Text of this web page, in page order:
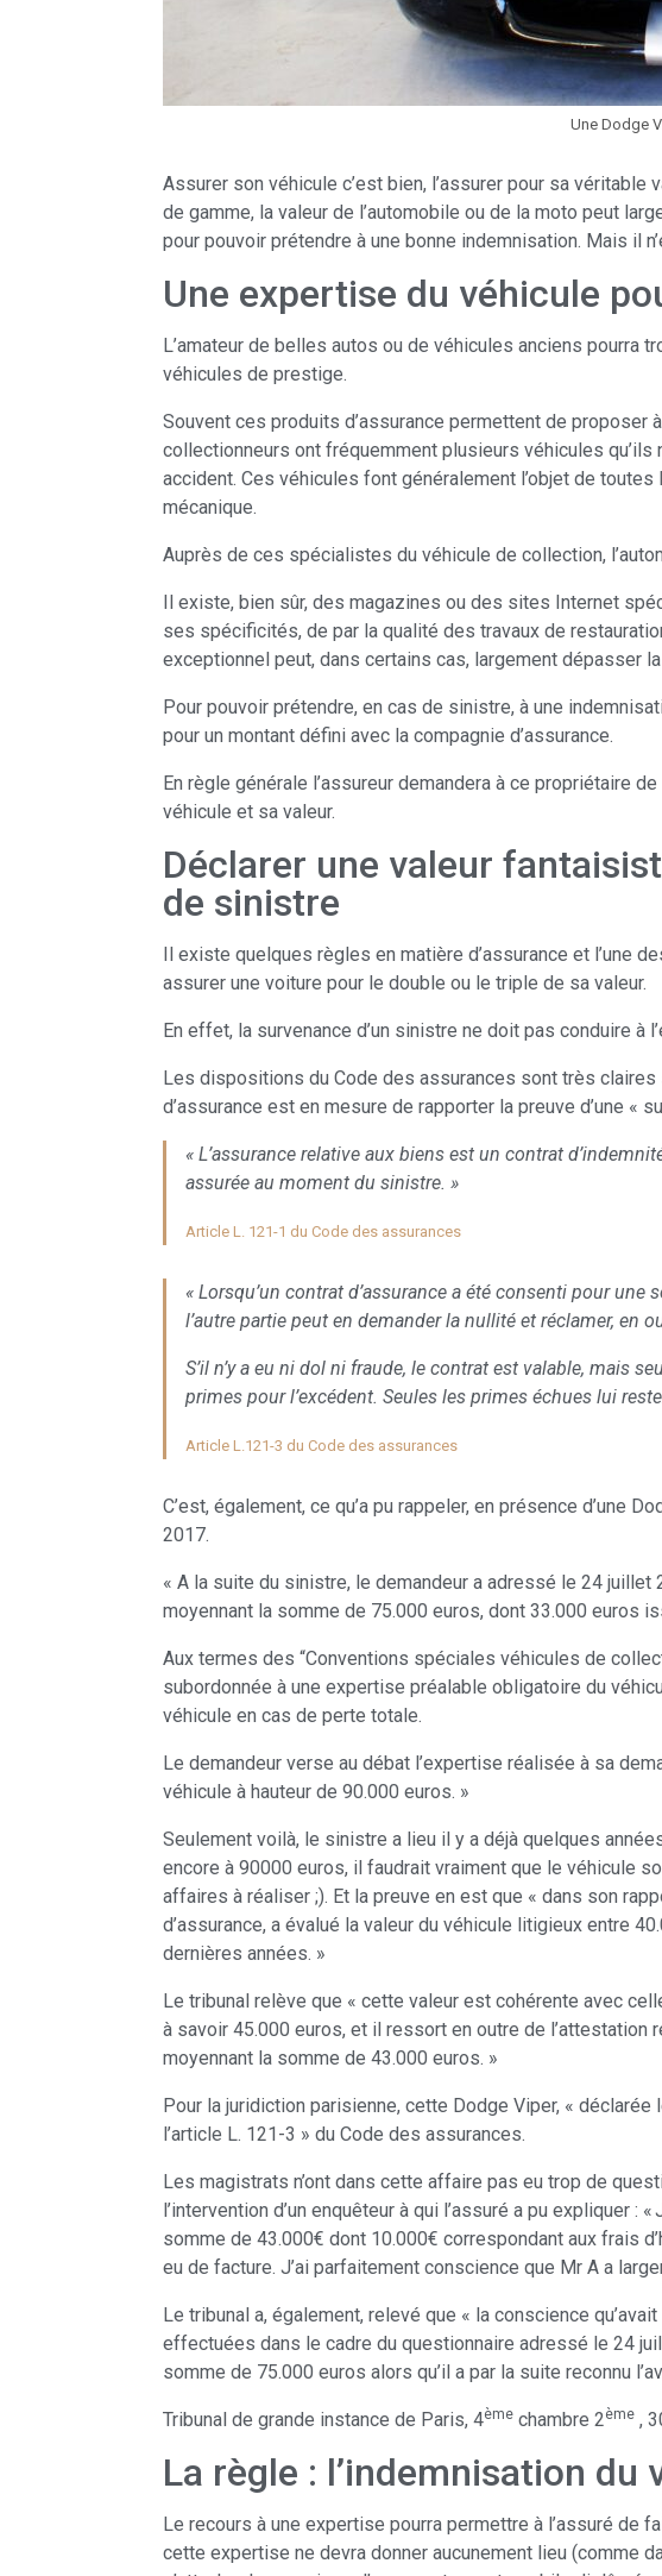
Une Dodge
Assurer son véhicule c’est bien, l’assurer pour sa
de gamme, la valeur de l’automobile ou de la moto peut
pour pouvoir prétendre à une bonne indemnisation. Mais il
Une expertise du véhicule
L’amateur de belles autos ou de véhicules anciens
véhicules de prestige.
Souvent ces produits d’assurance permettent de
collectionneurs ont fréquemment plusieurs véhicules
accident. Ces véhicules font généralement l’objet de
mécanique.
Auprès de ces spécialistes du véhicule de collection,
Il existe, bien sûr, des magazines ou des sites Internet
ses spécificités, de par la qualité des travaux de
exceptionnel peut, dans certains cas, largement dépasser la
Pour pouvoir prétendre, en cas de sinistre, à une
pour un montant défini avec la compagnie d’assurance.
En règle générale l’assureur demandera à ce propriétaire
véhicule et sa valeur.
Déclarer une valeur
de sinistre
Il existe quelques règles en matière d’assurance et l’une
assurer une voiture pour le double ou le triple de sa valeur.
En effet, la survenance d’un sinistre ne doit pas conduire à
Les dispositions du Code des assurances sont très
d’assurance est en mesure de rapporter la preuve d’une «
« L’assurance relative aux biens est un contrat
assurée au moment du sinistre. »
Article L. 121-1 du Code des assurances
« Lorsqu’un contrat d’assurance a été consenti pour une
l’autre partie peut en demander la nullité et réclamer, en
S’il n’y a eu ni dol ni fraude, le contrat est valable, mais
primes pour l’excédent. Seules les primes échues lui
Article L.121-3 du Code des assurances
C’est, également, ce qu’a pu rappeler, en présence d’une
2017.
« A la suite du sinistre, le demandeur a adressé le 24
moyennant la somme de 75.000 euros, dont 33.000 euros
Aux termes des “Conventions spéciales véhicules de
subordonnée à une expertise préalable obligatoire du
véhicule en cas de perte totale.
Le demandeur verse au débat l’expertise réalisée à sa
véhicule à hauteur de 90.000 euros. »
Seulement voilà, le sinistre a lieu il y a déjà quelques
encore à 90000 euros, il faudrait vraiment que le véhicule
affaires à réaliser ;). Et la preuve en est que « dans son
d’assurance, a évalué la valeur du véhicule litigieux entre
dernières années. »
Le tribunal relève que « cette valeur est cohérente avec
à savoir 45.000 euros, et il ressort en outre de
moyennant la somme de 43.000 euros. »
Pour la juridiction parisienne, cette Dodge Viper, « déclarée
l’article L. 121-3 » du Code des assurances.
Les magistrats n’ont dans cette affaire pas eu trop de
l’intervention d’un enquêteur à qui l’assuré a pu expliquer
somme de 43.000€ dont 10.000€ correspondant aux frais
eu de facture. J’ai parfaitement conscience que Mr A a
Le tribunal a, également, relevé que « la conscience
effectuées dans le cadre du questionnaire adressé le 24
somme de 75.000 euros alors qu’il a par la suite reconnu
Tribunal de grande instance de Paris, 4ème chambre 2ème ,
La règle : l’indemnisation
Le recours à une expertise pourra permettre à l’assuré de
cette expertise ne devra donner aucunement lieu (comme